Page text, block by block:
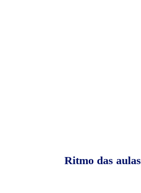
Ritmo das aulas